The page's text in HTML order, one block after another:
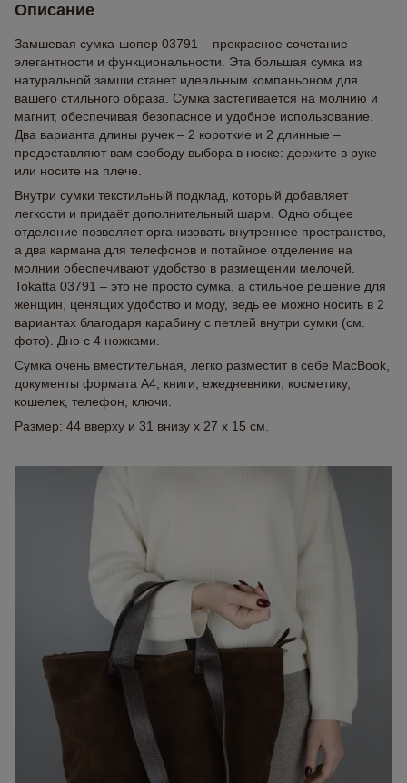
Описание
Замшевая сумка-шопер 03791 – прекрасное сочетание
элегантности и функциональности. Эта большая сумка из
натуральной замши станет идеальным компаньоном для
вашего стильного образа. Сумка застегивается на молнию и
магнит, обеспечивая безопасное и удобное использование.
Два варианта длины ручек – 2 короткие и 2 длинные –
предоставляют вам свободу выбора в носке: держите в руке
или носите на плече.
Внутри сумки текстильный подклад, который добавляет
легкости и придаёт дополнительный шарм. Одно общее
отделение позволяет организовать внутреннее пространство,
а два кармана для телефонов и потайное отделение на
молнии обеспечивают удобство в размещении мелочей.
Tokatta 03791 – это не просто сумка, а стильное решение для
женщин, ценящих удобство и моду, ведь ее можно носить в 2
вариантах благодаря карабину с петлей внутри сумки (см.
фото). Дно с 4 ножками.
Сумка очень вместительная, легко разместит в себе MacBook,
документы формата А4, книги, ежедневники, косметику,
кошелек, телефон, ключи.
Размер: 44 вверху и 31 внизу x 27 x 15 см.